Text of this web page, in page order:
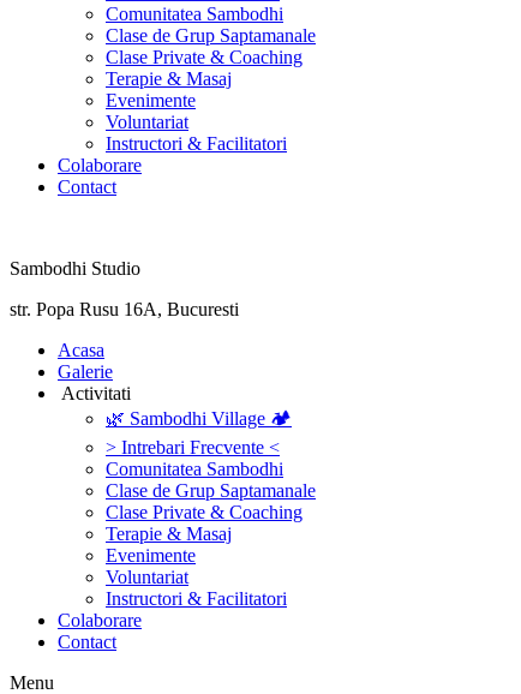
Comunitatea Sambodhi
Clase de Grup Saptamanale
Clase Private & Coaching
Terapie & Masaj
‎Evenimente
Voluntariat
‏‏‎Instructori & Facilitatori
Colaborare
Contact
Sambodhi Studio
str. Popa Rusu 16A, Bucuresti
‎Acasa
Galerie
‎ ‎Activitati‎
🌿 Sambodhi Village 🏕️
> Intrebari Frecvente <
Comunitatea Sambodhi
Clase de Grup Saptamanale
Clase Private & Coaching
Terapie & Masaj
‎Evenimente
Voluntariat
‏‏‎Instructori & Facilitatori
Colaborare
Contact
Menu